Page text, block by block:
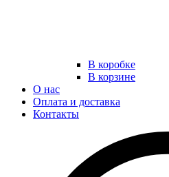
В коробке
В корзине
О нас
Оплата и доставка
Контакты